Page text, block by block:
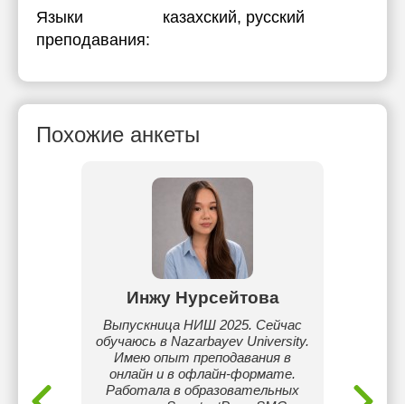
Языки
преподавания:
казахский, русский
Похожие анкеты
Инжу Нурсейтова
Выпускница НИШ 2025. Сейчас
обучаюсь в Nazarbayev University.
Имею опыт преподавания в
онлайн и в офлайн-формате.
Работала в образовательных